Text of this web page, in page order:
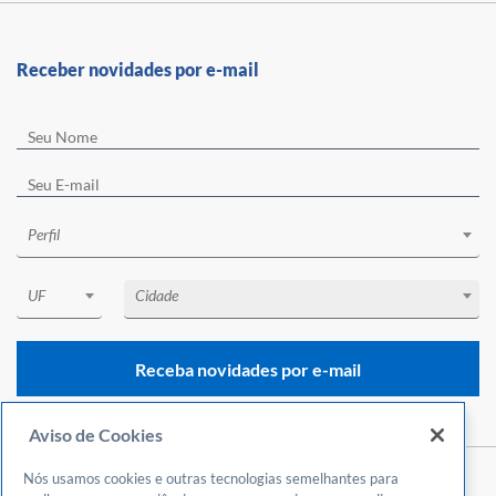
Receber novidades por e-mail
Perfil
UF Cidade
Receba novidades por e-mail
Aviso de Cookies
Nós usamos cookies e outras tecnologias semelhantes para